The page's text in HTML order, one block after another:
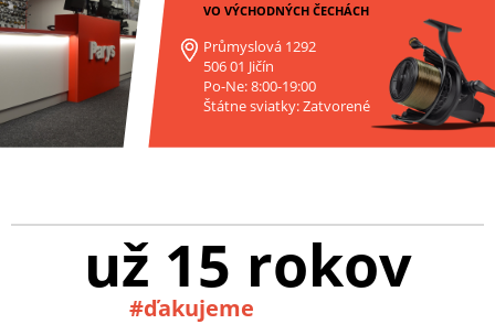
VO VÝCHODNÝCH ČECHÁCH
Průmyslová 1292
506 01 Jičín
Po-Ne: 8:00-19:00
Štátne sviatky: Zatvorené
už 15 rokov
#ďakujeme